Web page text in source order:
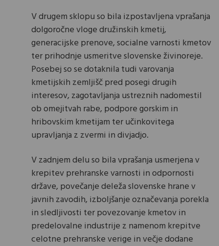
V drugem sklopu so bila izpostavljena vprašanja
dolgoročne vloge družinskih kmetij,
generacijske prenove, socialne varnosti kmetov
ter prihodnje usmeritve slovenske živinoreje.
Posebej so se dotaknila tudi varovanja
kmetijskih zemljišč pred posegi drugih
interesov, zagotavljanja ustreznih nadomestil
ob omejitvah rabe, podpore gorskim in
hribovskim kmetijam ter učinkovitega
upravljanja z zvermi in divjadjo.
V zadnjem delu so bila vprašanja usmerjena v
krepitev prehranske varnosti in odpornosti
države, povečanje deleža slovenske hrane v
javnih zavodih, izboljšanje označevanja porekla
in sledljivosti ter povezovanje kmetov in
predelovalne industrije z namenom krepitve
celotne prehranske verige in večje dodane